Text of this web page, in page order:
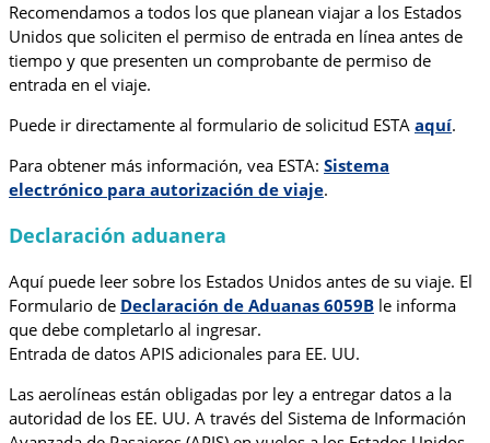
Recomendamos a todos los que planean viajar a los Estados
Unidos que soliciten el permiso de entrada en línea antes de
tiempo y que presenten un comprobante de permiso de
entrada en el viaje.
Puede ir directamente al formulario de solicitud ESTA aquí.
Para obtener más información, vea ESTA: Sistema
electrónico para autorización de viaje.
Declaración aduanera
Aquí puede leer sobre los Estados Unidos antes de su viaje. El
Formulario de Declaración de Aduanas 6059B le informa
que debe completarlo al ingresar.
Entrada de datos APIS adicionales para EE. UU.
Las aerolíneas están obligadas por ley a entregar datos a la
autoridad de los EE. UU. A través del Sistema de Información